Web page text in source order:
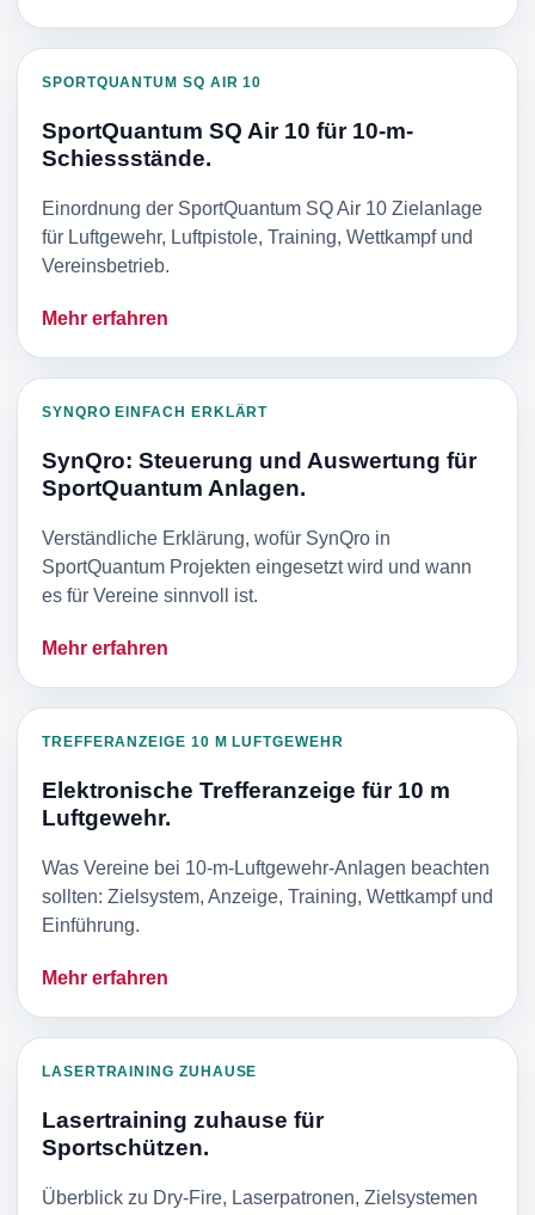
SPORTQUANTUM SQ AIR 10
SportQuantum SQ Air 10 für 10-m-
Schiessstände.
Einordnung der SportQuantum SQ Air 10 Zielanlage
für Luftgewehr, Luftpistole, Training, Wettkampf und
Vereinsbetrieb.
Mehr erfahren
SYNQRO EINFACH ERKLÄRT
SynQro: Steuerung und Auswertung für
SportQuantum Anlagen.
Verständliche Erklärung, wofür SynQro in
SportQuantum Projekten eingesetzt wird und wann
es für Vereine sinnvoll ist.
Mehr erfahren
TREFFERANZEIGE 10 M LUFTGEWEHR
Elektronische Trefferanzeige für 10 m
Luftgewehr.
Was Vereine bei 10-m-Luftgewehr-Anlagen beachten
sollten: Zielsystem, Anzeige, Training, Wettkampf und
Einführung.
Mehr erfahren
LASERTRAINING ZUHAUSE
Lasertraining zuhause für
Sportschützen.
Überblick zu Dry-Fire, Laserpatronen, Zielsystemen